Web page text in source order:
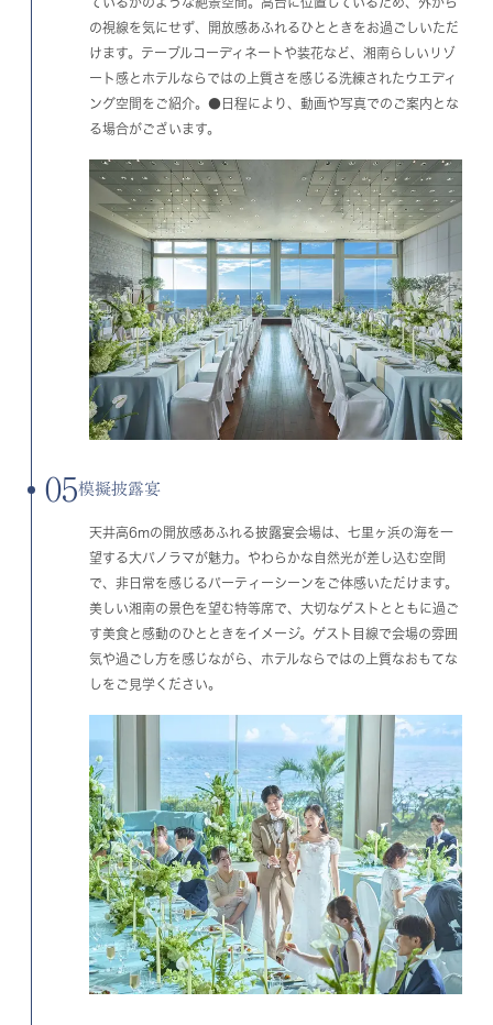
ているかのような絶景空間。高台に位置しているため、外から
の視線を気にせず、開放感あふれるひとときをお過ごしいただ
けます。テーブルコーディネートや装花など、湘南らしいリゾ
ート感とホテルならではの上質さを感じる洗練されたウエディ
ング空間をご紹介。●日程により、動画や写真でのご案内とな
る場合がございます。
05模擬披露宴
天井高6mの開放感あふれる披露宴会場は、七里ヶ浜の海を一
望する大パノラマが魅力。やわらかな自然光が差し込む空間
で、非日常を感じるパーティーシーンをご体感いただけます。
美しい湘南の景色を望む特等席で、大切なゲストとともに過ご
す美食と感動のひとときをイメージ。ゲスト目線で会場の雰囲
気や過ごし方を感じながら、ホテルならではの上質なおもてな
しをご見学ください。